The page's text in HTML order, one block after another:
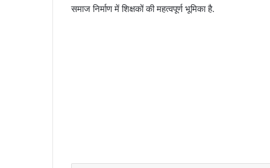
समाज निर्माण में शिक्षकों की महत्वपूर्ण भूमिका है.